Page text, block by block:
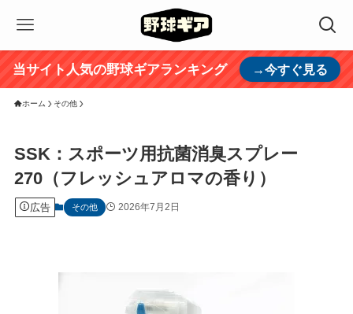
当サイト人気の野球ギアランキング →今すぐ見る
ホーム その他
SSK：スポーツ用抗菌消臭スプレー
270（フレッシュアロマの香り）
広告 その他 2026年7月2日